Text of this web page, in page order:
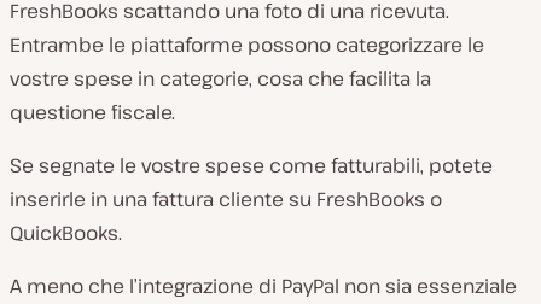
FreshBooks scattando una foto di una ricevuta.
Entrambe le piattaforme possono categorizzare le
vostre spese in categorie, cosa che facilita la
questione fiscale.
Se segnate le vostre spese come fatturabili, potete
inserirle in una fattura cliente su FreshBooks o
QuickBooks.
A meno che l’integrazione di PayPal non sia essenziale